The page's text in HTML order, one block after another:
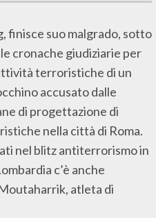
finisce suo malgrado, sotto
cronache giudiziarie per
terroristiche di un
accusato dalle
di progettazione di
nella città di Roma.
nel blitz antiterrorismo in
c’è anche
atleta di